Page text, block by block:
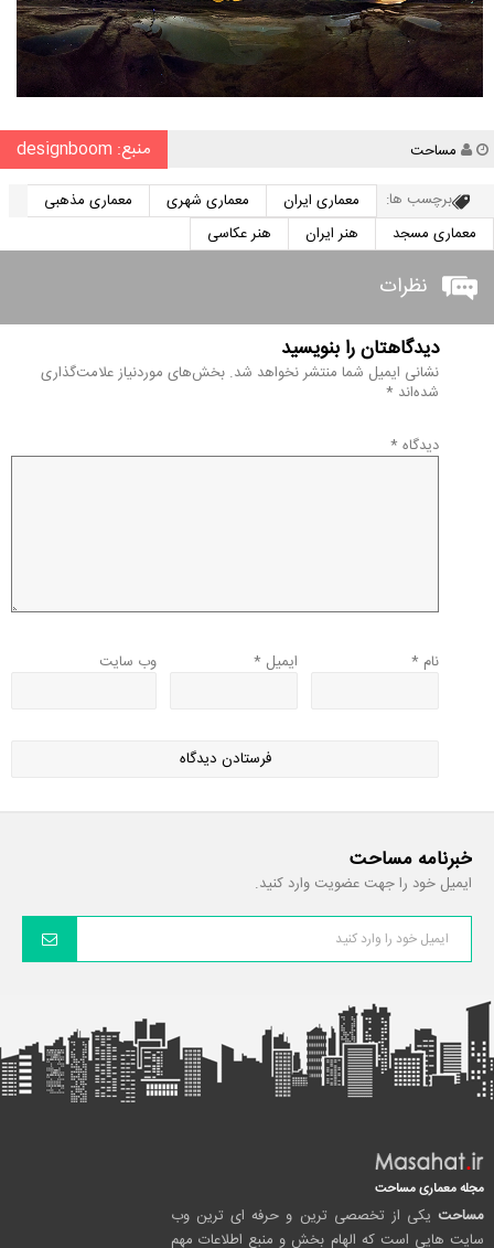
نویسنده
مساحت منبع: designboom
برچسب ها: معماری ایران معماری شهری
معماری مذهبی
معماری مسجد
هنر ایران هنر عکاسی
نظرات
دیدگاهتان را بنویسید
نشانی ایمیل شما منتشر نخواهد شد. بخش‌های موردنیاز علامت‌گذاری
شده‌اند *
دیدگاه *
نام * ایمیل * وب‌ سایت
خبرنامه مساحت
ایمیل خود را جهت عضویت وارد کنید.
مجله معماری مساحت
مساحت یکی از تخصصی ترین و حرفه ای ترین وب
سایت هایی است که الهام بخش و منبع اطلاعات مهم